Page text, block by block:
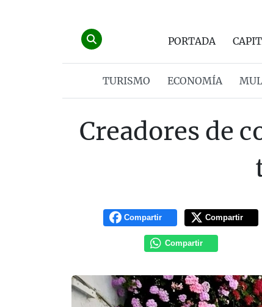
PORTADA
TURISMO ECONOMÍA
Creadores de
Compartir Compartir
Compartir